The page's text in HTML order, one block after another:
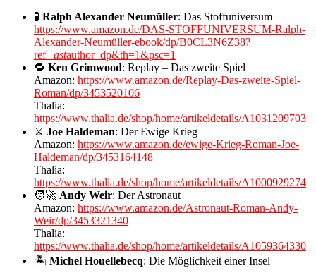
🧪 Ralph Alexander Neumüller: Das Stoffuniversum
https://www.amazon.de/DAS-STOFFUNIVERSUM-Ralph-
Alexander-Neumüller-ebook/dp/B0CL3N6Z38?
ref=astauthor_dp&th=1&psc=1
🔁 Ken Grimwood: Replay – Das zweite Spiel
Amazon: https://www.amazon.de/Replay-Das-zweite-Spiel-
Roman/dp/3453520106
Thalia:
https://www.thalia.de/shop/home/artikeldetails/A1031209703
⚔️ Joe Haldeman: Der Ewige Krieg
Amazon: https://www.amazon.de/ewige-Krieg-Roman-Joe-
Haldeman/dp/3453164148
Thalia:
https://www.thalia.de/shop/home/artikeldetails/A1000929274
🧑‍🚀 Andy Weir: Der Astronaut
Amazon: https://www.amazon.de/Astronaut-Roman-Andy-
Weir/dp/3453321340
Thalia:
https://www.thalia.de/shop/home/artikeldetails/A1059364330
🏝️ Michel Houellebecq: Die Möglichkeit einer Insel